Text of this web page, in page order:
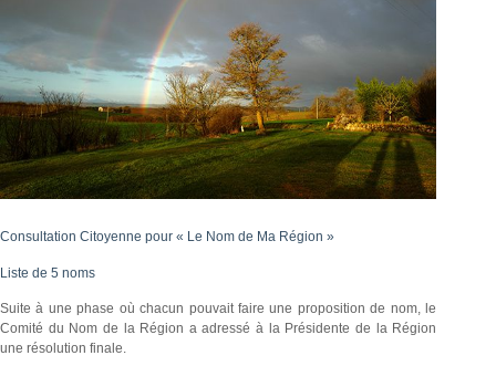
Consultation Citoyenne pour « Le Nom de Ma Région »
Liste de 5 noms
Suite à une phase où chacun pouvait faire une proposition de nom, le
Comité du Nom de la Région a adressé à la Présidente de la Région
une résolution finale.